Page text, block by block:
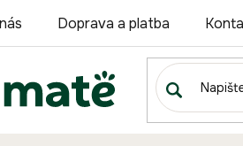
Doprava a platba